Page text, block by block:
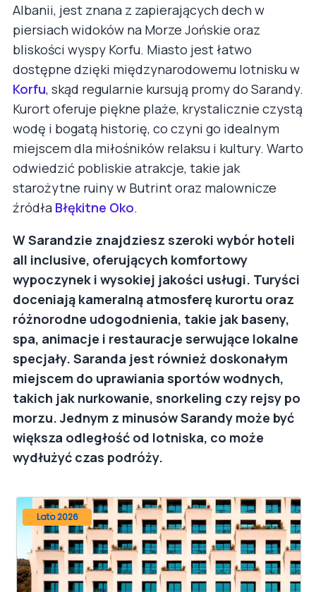
Albanii, jest znana z zapierających dech w
piersiach widoków na Morze Jońskie oraz
bliskości wyspy Korfu. Miasto jest łatwo
dostępne dzięki międzynarodowemu lotnisku w
Korfu, skąd regularnie kursują promy do Sarandy.
Kurort oferuje piękne plaże, krystalicznie czystą
wodę i bogatą historię, co czyni go idealnym
miejscem dla miłośników relaksu i kultury. Warto
odwiedzić pobliskie atrakcje, takie jak
starożytne ruiny w Butrint oraz malownicze
źródła Błękitne Oko.
W Sarandzie znajdziesz szeroki wybór hoteli
all inclusive, oferujących komfortowy
wypoczynek i wysokiej jakości usługi. Turyści
doceniają kameralną atmosferę kurortu oraz
różnorodne udogodnienia, takie jak baseny,
spa, animacje i restauracje serwujące lokalne
specjały. Saranda jest również doskonałym
miejscem do uprawiania sportów wodnych,
takich jak nurkowanie, snorkeling czy rejsy po
morzu. Jednym z minusów Sarandy może być
większa odległość od lotniska, co może
wydłużyć czas podróży.
Lato 2026